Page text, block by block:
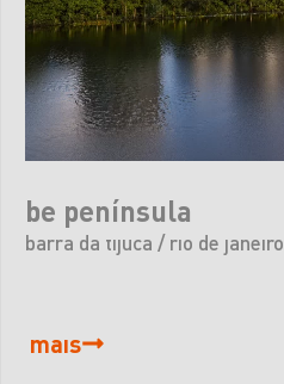
be península
barra da tijuca / rio de janeiro
mais